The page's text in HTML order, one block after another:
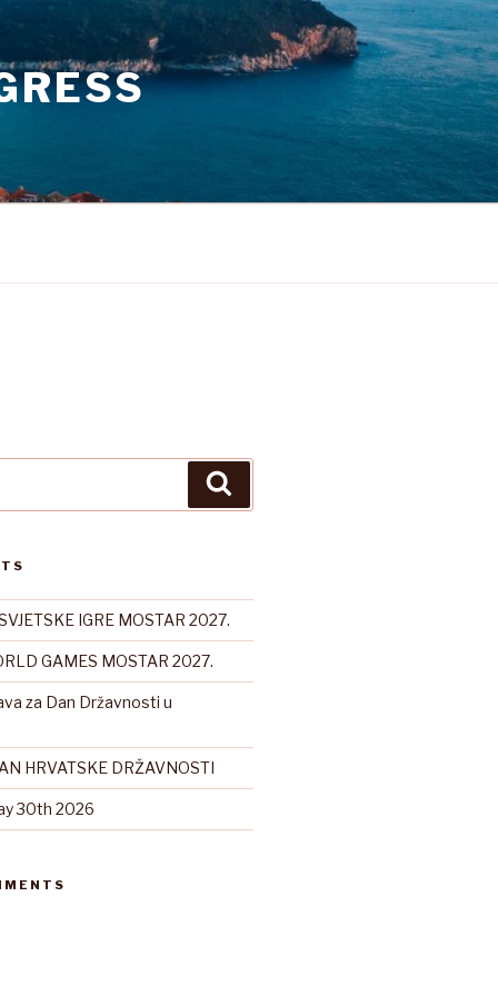
IGRE MOSTAR 2027.
GAMES MOSTAR 2027.
za Dan Državnosti u
HRVATSKE DRŽAVNOSTI
30th 2026